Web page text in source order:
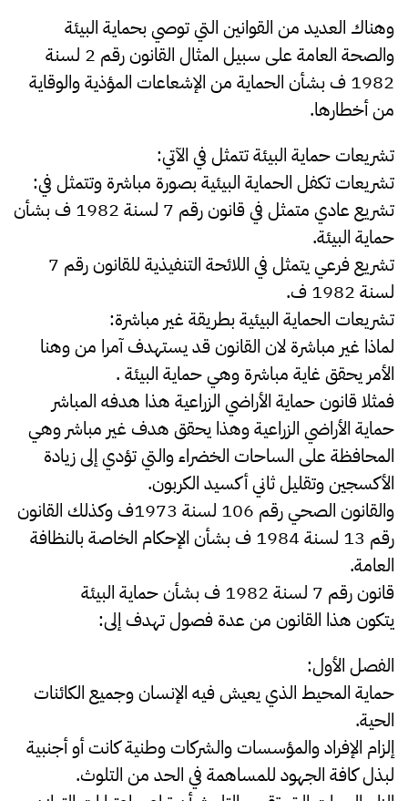
وهناك العديد من القوانين التي توصي بحماية البيئة
والصحة العامة على سبيل المثال القانون رقم 2 لسنة
1982 ف بشأن الحماية من الإشعاعات المؤذية والوقاية
من أخطارها.
تشريعات حماية البيئة تتمثل في الآتي:
تشريعات تكفل الحماية البيئية بصورة مباشرة وتتمثل في:
تشريع عادي متمثل في قانون رقم 7 لسنة 1982 ف بشأن
حماية البيئة.
تشريع فرعي يتمثل في اللائحة التنفيذية للقانون رقم 7
لسنة 1982 ف.
تشريعات الحماية البيئية بطريقة غير مباشرة:
لماذا غير مباشرة لان القانون قد يستهدف آمرا من وهنا
الأمر يحقق غاية مباشرة وهي حماية البيئة .
فمثلا قانون حماية الأراضي الزراعية هذا هدفه المباشر
حماية الأراضي الزراعية وهذا يحقق هدف غير مباشر وهي
المحافظة على الساحات الخضراء والتي تؤدي إلى زيادة
الأكسجين وتقليل ثاني أكسيد الكربون.
والقانون الصحي رقم 106 لسنة 1973ف وكذلك القانون
رقم 13 لسنة 1984 ف بشأن الإحكام الخاصة بالنظافة
العامة.
قانون رقم 7 لسنة 1982 ف بشأن حماية البيئة
يتكون هذا القانون من عدة فصول تهدف إلى:
الفصل الأول:
حماية المحيط الذي يعيش فيه الإنسان وجميع الكائنات
الحية.
إلزام الإفراد والمؤسسات والشركات وطنية كانت أو أجنبية
لبذل كافة الجهود للمساهمة في الحد من التلوث.